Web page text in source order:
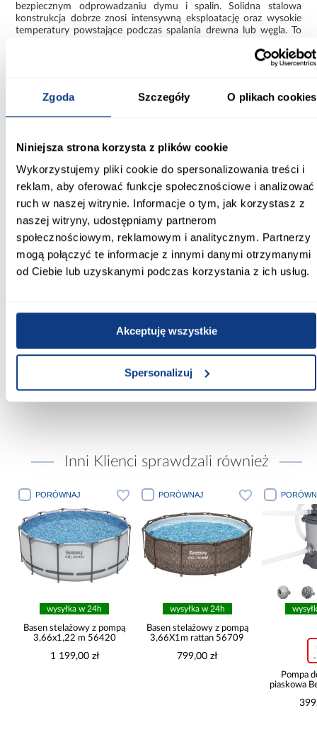
Zgoda Szczegóły O plikach cookies
Niniejsza strona korzysta z plików cookie
Wykorzystujemy pliki cookie do spersonalizowania treści i
reklam, aby oferować funkcje społecznościowe i analizować
ruch w naszej witrynie. Informacje o tym, jak korzystasz z
naszej witryny, udostępniamy partnerom
społecznościowym, reklamowym i analitycznym. Partnerzy
mogą połączyć te informacje z innymi danymi otrzymanymi
od Ciebie lub uzyskanymi podczas korzystania z ich usług.
Akceptuję wszystkie
Spersonalizuj
bezpiecznym odprowadzaniu dymu i spalin. Solidna stalowa
konstrukcja dobrze znosi intensywną eksploatację oraz wysokie
temperatury powstające podczas spalania drewna lub węgla. To
600
Średnica [mm]:
Zastosowanie/przenaczenie:
przewody dymowe
Grubość blachy:
blacha czarna gatunek DC01
Inni Klienci sprawdzali również
PORÓWNAJ
wysyłka w 24h
Basen stelażowy z pompą
3,66x1,22 m 56420
1 199,00 zł
PORÓWNAJ
wysyłka w 24h
Basen stelażowy z pompą
3,66X1m rattan 56709
799,00 zł
Pompa
piaskowa